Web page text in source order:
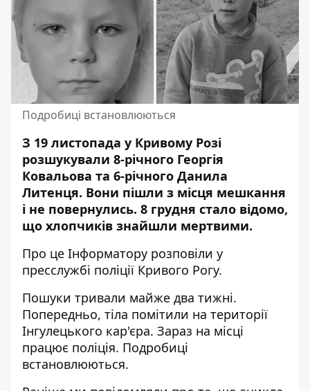
Подробиці встановлюються
З 19 листопада у Кривому Розі
розшукували 8-річного Георгія
Ковальова та 6-річного Данила
Литенця. Вони пішли з місця мешкання
і не повернулись. 8 грудня стало відомо,
що хлопчиків знайшли мертвими.
Про це Інформатору розповіли у
пресслужбі поліції Кривого Рогу.
Пошуки тривали майже два тижні.
Попередньо, тіла помітили на території
Інгулецького кар'єра. Зараз на місці
працює поліція. Подробиці
встановлюються.